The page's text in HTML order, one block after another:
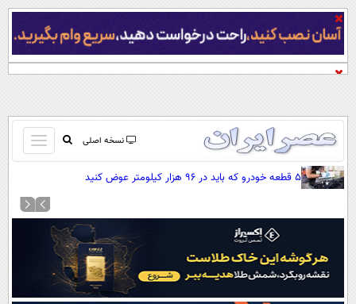
نسخه اصلی
باز
و
کردن
صفحه اول
آرشیو
نظرسنجی
آب و هوا
اوقات شرعی
۵ قطعه خودرو که باید در ۹۶ هزار کیلومتر عوض کنید